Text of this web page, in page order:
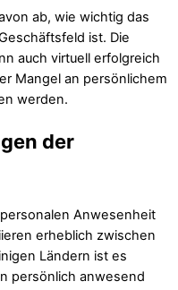
ab, wie wichtig das
ist. Die
auch virtuell erfolgreich
Mangel an persönlichem
werden.
der
Anwesenheit
erheblich zwischen
Ländern ist es
persönlich anwesend